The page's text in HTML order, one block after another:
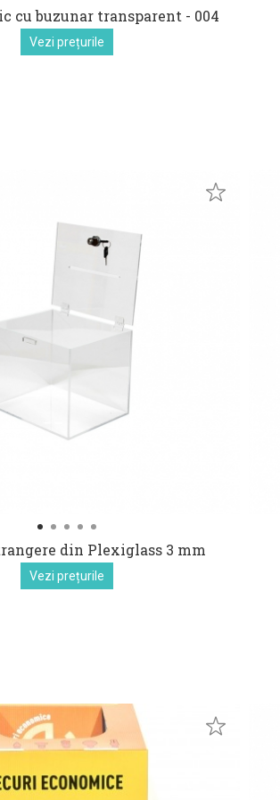
cu buzunar transparent - 004
Vezi prețurile
din Plexiglass 3 mm
Vezi prețurile
euro